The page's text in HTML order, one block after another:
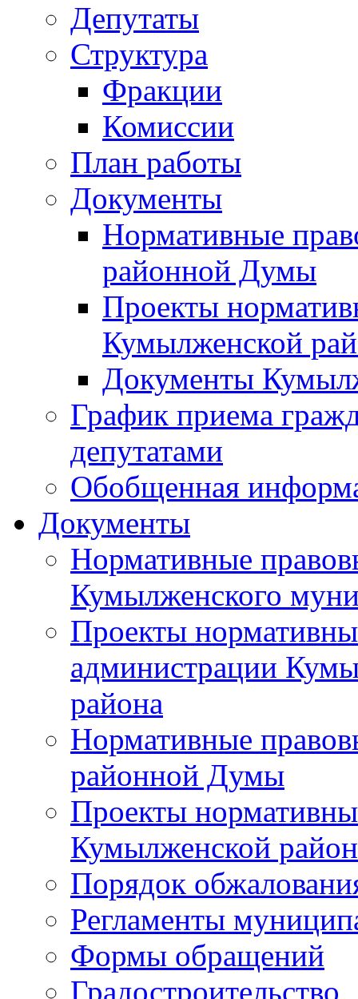
Депутаты
Структура
Фракции
Комиссии
План работы
Документы
Нормативные
районной Думы
Проекты
Кумылженской
Документы
График приема
депутатами
Обобщенная
Документы
Нормативные
Кумылженского
Проекты
администрации
района
Нормативные
районной Думы
Проекты
Кумылженской
Порядок
Регламенты
Формы обращений
Градостроительство